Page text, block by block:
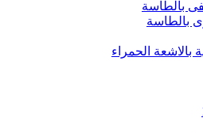
بالطاسة
بالطاسة
بالاشعة الحمراء